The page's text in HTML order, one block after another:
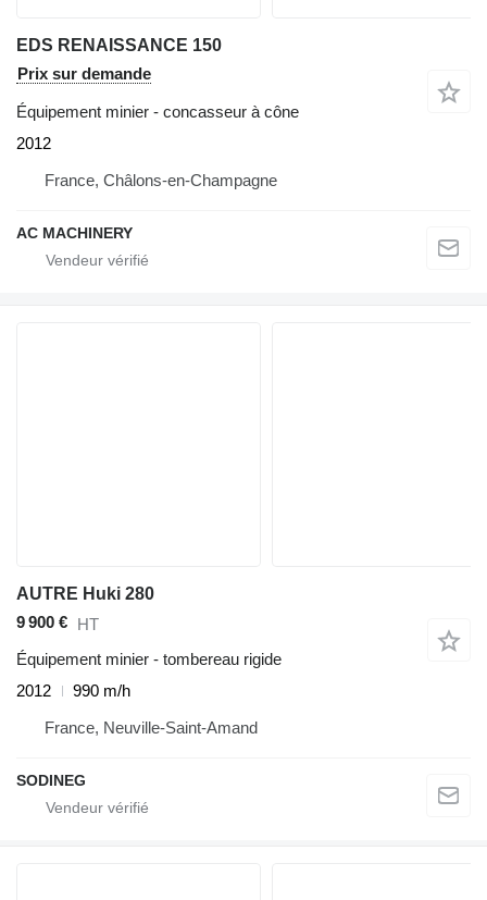
EDS RENAISSANCE 150
Prix sur demande
Équipement minier - concasseur à cône
2012
France, Châlons-en-Champagne
AC MACHINERY
AUTRE Huki 280
9 900 € HT
Équipement minier - tombereau rigide
2012
990 m/h
France, Neuville-Saint-Amand
SODINEG